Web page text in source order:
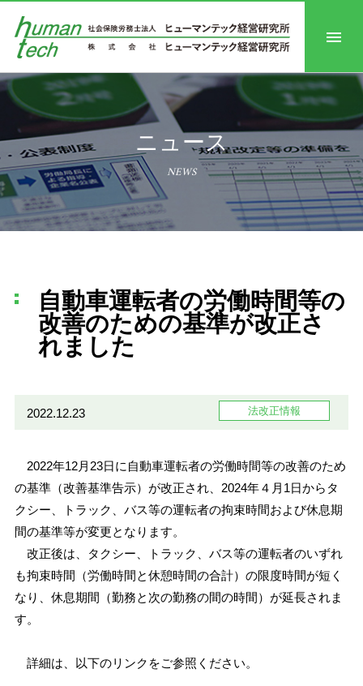
ニュース
NEWS
自動車運転者の労働時間等の
改善のための基準が改正さ
れました
2022.12.23 法改正情報
2022年12月23日に自動車運転者の労働時間等の改善のため
の基準（改善基準告示）が改正され、2024年４月1日からタ
クシー、トラック、バス等の運転者の拘束時間および休息期
間の基準等が変更となります。
改正後は、タクシー、トラック、バス等の運転者のいずれ
も拘束時間（労働時間と休憩時間の合計）の限度時間が短く
なり、休息期間（勤務と次の勤務の間の時間）が延長されま
す。
詳細は、以下のリンクをご参照ください。